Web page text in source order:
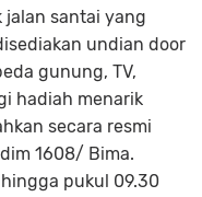
jalan santai yang
undian door
gunung, TV,
hadiah menarik
secara resmi
1608/ Bima.
pukul 09.30